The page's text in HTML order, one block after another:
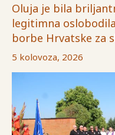
Oluja je bila
legitimna
borbe Hrvatske za
5 kolovoza, 2026